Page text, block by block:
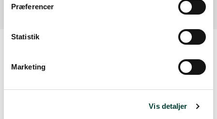
Præferencer
Statistik
Marketing
Vis detaljer
Vejrudsigt